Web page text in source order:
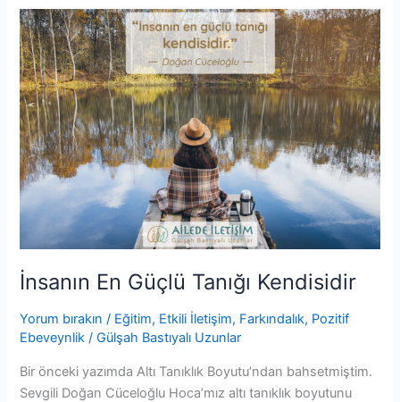
b
o
o
k
A
p
p
e
n
g
er
st
dI
n
İnsanın En Güçlü Tanığı Kendisidir
Yorum bırakın / Eğitim, Etkili İletişim, Farkındalık, Pozitif
Ebeveynlik /Gülşah Bastıyalı Uzunlar
Bir önceki yazımda Altı Tanıklık Boyutu’ndan bahsetmiştim.
Sevgili Doğan Cüceloğlu Hoca’mız altı tanıklık boyutunu
İnsanın
En
Güçlü
Tanığı
Kendisidir